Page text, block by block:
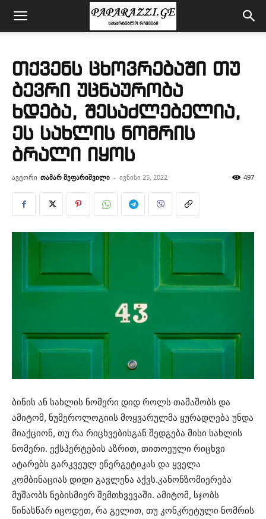
თქვენს ცხოვრებაში თუ
ბევრი უცნაურობა
ხდება, შესაძლებელია,
ეს სახლის ნომრის
ბრალი იყოს
ავტორი თამარ მეფარიშვილი - ივნისი 25, 2022 497
ბინის ან სახლის ნომერი დიდ როლს თამაშობს და
ამიტომ, ნუმეროლოგიის მოყვარულმა ყურადღება უნდა
მიაქციონ, თუ რა რიცხვებისგან შედგება მისი სახლის
ნომერი. ექსპერტების აზრით, თითოეული რიცხვი
ატარებს გარკვეულ ენერგეტიკას და ყველა
კომბინაციას დიდი გავლენა აქვს.კანონზომიერება
მუშაობს ნებისმიერ შემთხვევაში. ამიტომ, სჯობს
წინასწარ იცოდეთ, რა გელით, თუ კონკრეტული ნომრის